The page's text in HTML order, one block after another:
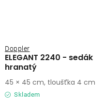
ELEGANT 2240 - sedák
hranatý
Doppler
Skladem
45 × 45 cm, tloušťka 4 cm